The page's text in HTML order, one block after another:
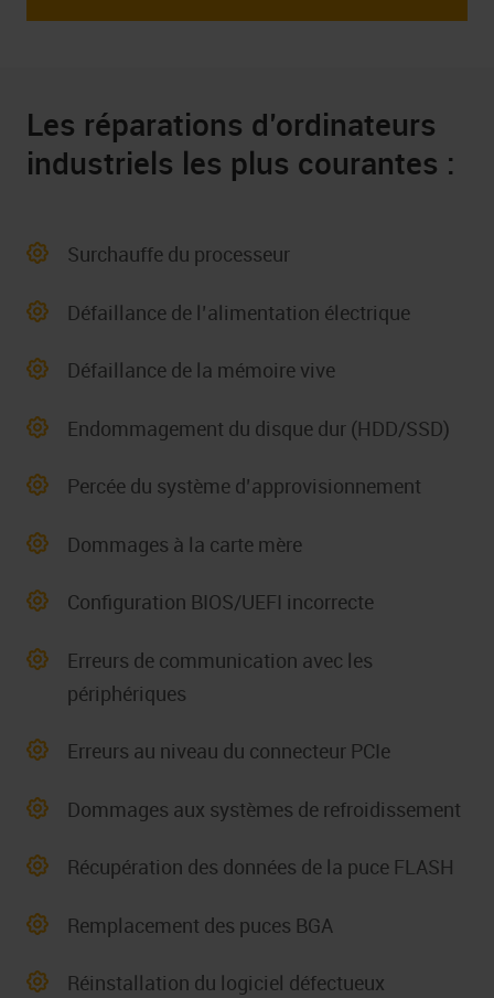
Les réparations d’ordinateurs
industriels les plus courantes :
Surchauffe du processeur
Défaillance de l’alimentation électrique
Défaillance de la mémoire vive
Endommagement du disque dur (HDD/SSD)
Percée du système d’approvisionnement
Dommages à la carte mère
Configuration BIOS/UEFI incorrecte
Erreurs de communication avec les
périphériques
Erreurs au niveau du connecteur PCIe
Dommages aux systèmes de refroidissement
Récupération des données de la puce FLASH
Remplacement des puces BGA
Réinstallation du logiciel défectueux